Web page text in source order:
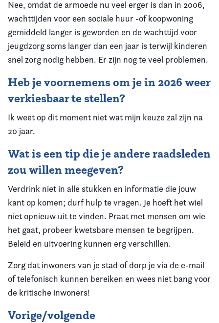
Nee, omdat de armoede nu veel erger is dan in 2006,
wachttijden voor een sociale huur -of koopwoning
gemiddeld langer is geworden en de wachttijd voor
jeugdzorg soms langer dan een jaar is terwijl kinderen
snel zorg nodig hebben. Er zijn nog te veel problemen.
Heb je voornemens om je in 2026 weer
verkiesbaar te stellen?
Ik weet op dit moment niet wat mijn keuze zal zijn na
20 jaar.
Wat is een tip die je andere raadsleden
zou willen meegeven?
Verdrink niet in alle stukken en informatie die jouw
kant op komen; durf hulp te vragen. Je hoeft het wiel
niet opnieuw uit te vinden. Praat met mensen om wie
het gaat, probeer kwetsbare mensen te begrijpen.
Beleid en uitvoering kunnen erg verschillen.
Zorg dat inwoners van je stad of dorp je via de e-mail
of telefonisch kunnen bereiken en wees niet bang voor
de kritische inwoners!
Vorige/volgende